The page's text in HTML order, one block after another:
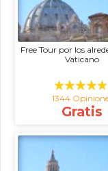
Free Tour por los
Vaticano
1344
Gratis